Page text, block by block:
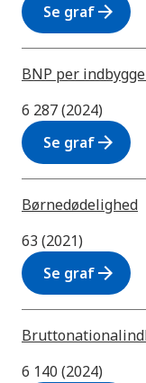
Se grafarrow_forward
BNP per
6 287 (2024)
Se grafarrow_forward
Børnedødelighed
63 (2021)
Se grafarrow_forward
6 140 (2024)